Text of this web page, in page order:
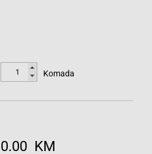
Komada
0.00 KM